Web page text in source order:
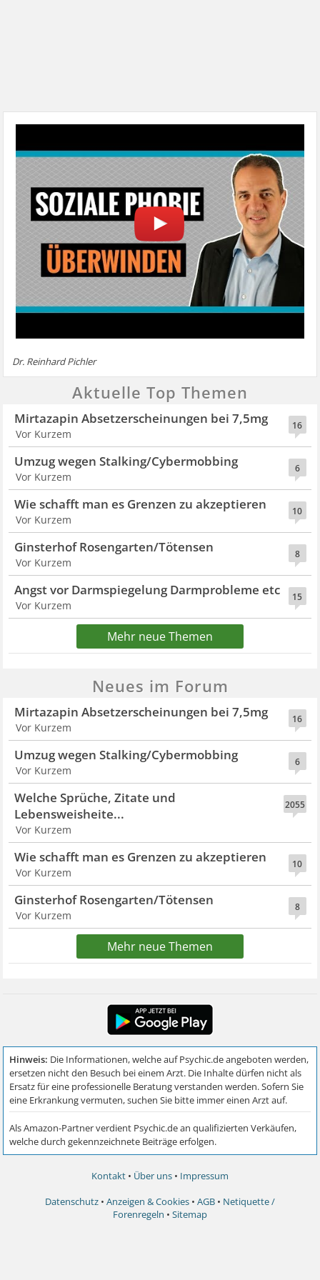
Dr. Reinhard Pichler
Aktuelle Top Themen
16
Mirtazapin Absetzerscheinungen bei 7,5mg
Vor Kurzem
6
Umzug wegen Stalking/Cybermobbing
Vor Kurzem
10
Wie schafft man es Grenzen zu akzeptieren
Vor Kurzem
8
Ginsterhof Rosengarten/Tötensen
Vor Kurzem
15
Angst vor Darmspiegelung Darmprobleme etc
Vor Kurzem
Mehr neue Themen
Neues im Forum
16
Mirtazapin Absetzerscheinungen bei 7,5mg
Vor Kurzem
6
Umzug wegen Stalking/Cybermobbing
Vor Kurzem
2055
Welche Sprüche, Zitate und
Lebensweisheite...
Vor Kurzem
10
Wie schafft man es Grenzen zu akzeptieren
Vor Kurzem
8
Ginsterhof Rosengarten/Tötensen
Vor Kurzem
Mehr neue Themen
Kontakt • Über uns • Impressum
Datenschutz • Anzeigen & Cookies • AGB • Netiquette /
Forenregeln • Sitemap